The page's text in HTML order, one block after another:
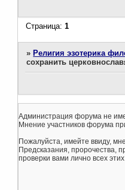
Страница:1
» Религия эзотерика
сохранить
Администрация форума не
Мнение участников форума
Пожалуйста, имейте ввиду,
Предсказания, пророчества,
проверки вами лично всех